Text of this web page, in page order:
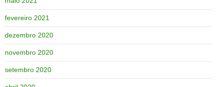
fevereiro 2021
dezembro 2020
novembro 2020
setembro 2020